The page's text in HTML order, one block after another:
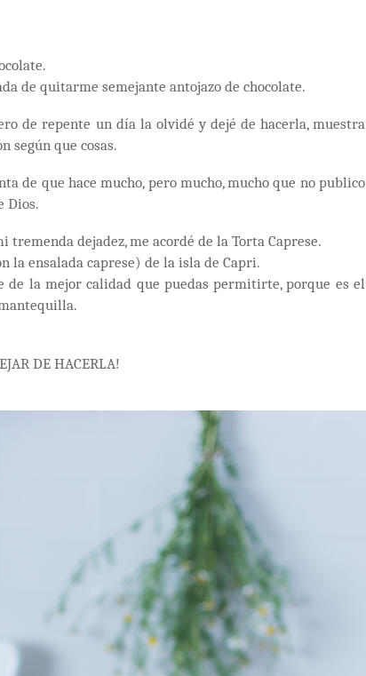
de quitarme semejante antojazo de chocolate.
de repente un día la olvidé y dejé de hacerla, muestra
según que cosas.
de que hace mucho, pero mucho, mucho que no publico
Dios.
tremenda dejadez, me acordé de la Torta Caprese.
ensalada caprese) de la isla de Capri.
de la mejor calidad que puedas permitirte, porque es el
DE HACERLA!